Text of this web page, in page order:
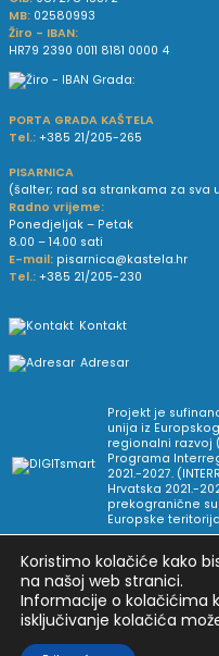
MB: 02580993
Žiro - IBAN:
HR79 2390 0011 8181 0000 4
PORTA GRADA KAŠTELA
Tel.: +385 21/205-265
PISARNICA
(šalter; rad sa strankama za sva
Radno vrijeme:
Ponedjeljak – Petak
8.00 – 14.00 sati
E-mail: pisarnica@kastela.hr
Tel.: +385 21/205-230
Kontakt
Adresar
Projekt je
unija iz
regionalni razvoj
Programa
2021.-2027.
Hrvatska 2021.-
prekogranične
Europske
Arhiva novosti
Pravne informacije i
Koristimo kolačiće kako
na našoj web stranici.
Informacije o kolačićima
isključivanje kolačića